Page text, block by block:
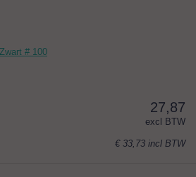
# 100
27,87
excl BTW
€ 33,73 incl BTW